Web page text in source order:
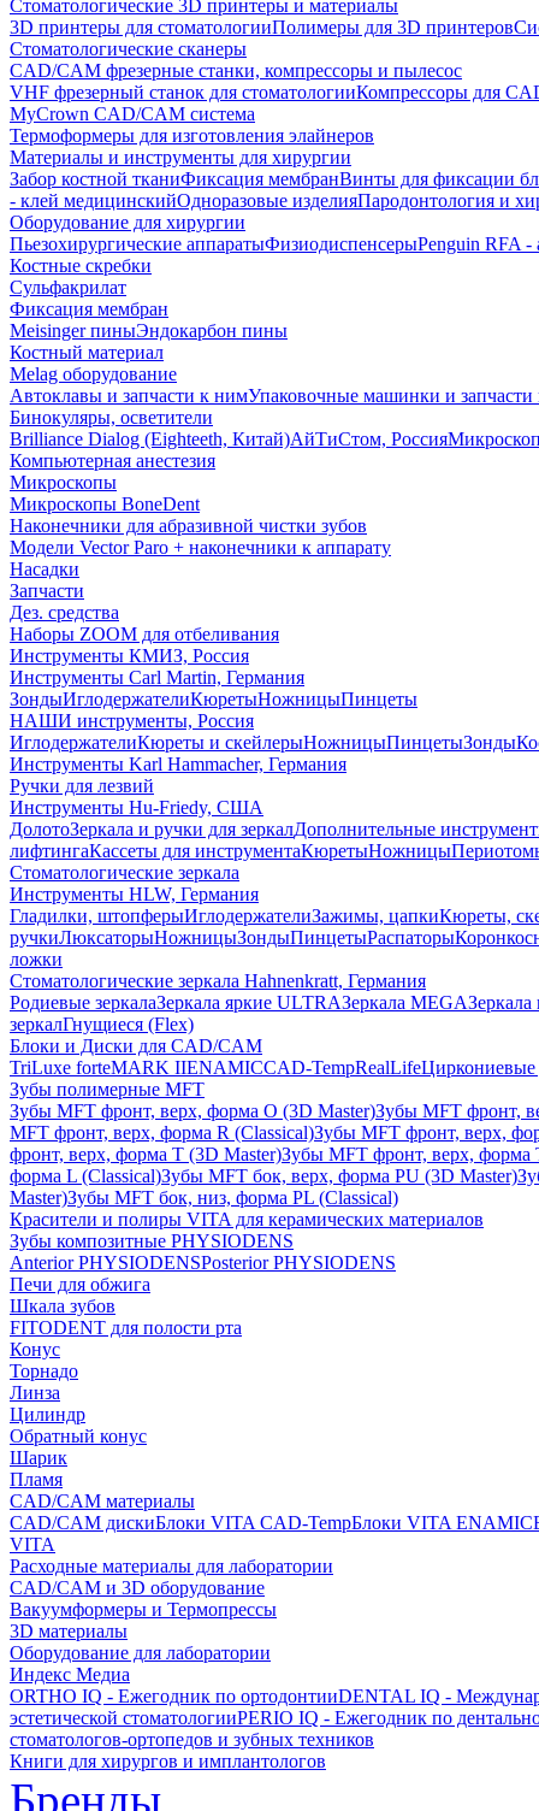
Стоматологические 3D принтеры и материалы
3D принтеры для стоматологииПолимеры для 3D принтеров
Стоматологические сканеры
CAD/CAM фрезерные станки, компрессоры и пылесос
VHF фрезерный станок для стоматологииКомпрессоры для
MyCrown CAD/CAM система
Термоформеры для изготовления элайнеров
Материалы и инструменты для хирургии
Забор костной тканиФиксация мембранВинты для фиксации
- клей медицинскийОдноразовые изделияПародонтология и
Оборудование для хирургии
Пьезохирургические аппаратыФизиодиспенсерыPenguin RFA -
Костные скребки
Сульфакрилат
Фиксация мембран
Meisinger пиныЭндокарбон пины
Костный материал
Melag оборудование
Автоклавы и запчасти к нимУпаковочные машинки и
Бинокуляры, осветители
Brilliance Dialog (Eighteeth, Китай)АйТиСтом, Россия
Компьютерная анестезия
Микроскопы
Микроскопы BoneDent
Наконечники для абразивной чистки зубов
Модели Vector Paro + наконечники к аппарату
Насадки
Запчасти
Дез. средства
Наборы ZOOM для отбеливания
Инструменты КМИЗ, Россия
Инструменты Carl Martin, Германия
ЗондыИглодержателиКюретыНожницыПинцеты
НАШИ инструменты, Россия
ИглодержателиКюреты и скейлерыНожницыПинцетыЗонды
Инструменты Karl Hammacher, Германия
Ручки для лезвий
Инструменты Hu-Friedy, США
ДолотоЗеркала и ручки для зеркалДополнительные
лифтингаКассеты для инструментаКюретыНожницы
Стоматологические зеркала
Инструменты HLW, Германия
Гладилки, штопферыИглодержателиЗажимы, цапкиКюреты,
ручкиЛюксаторыНожницыЗондыПинцетыРаспаторы
ложки
Стоматологические зеркала Hahnenkratt, Германия
Родиевые зеркалаЗеркала яркие ULTRAЗеркала MEGAЗеркала
зеркалГнущиеся (Flex)
Блоки и Диски для CAD/CAM
TriLuxe forteMARK IIENAMICCAD-TempRealLifeЦиркониевые
Зубы полимерные MFT
Зубы MFT фронт, верх, форма O (3D Master)Зубы MFT фронт,
MFT фронт, верх, форма R (Classical)Зубы MFT фронт, верх,
фронт, верх, форма T (3D Master)Зубы MFT фронт, верх, форма
форма L (Classical)Зубы MFT бок, верх, форма PU (3D Master)
Master)Зубы MFT бок, низ, форма PL (Classical)
Красители и полиры VITA для керамических материалов
Зубы композитные PHYSIODENS
Anterior PHYSIODENSPosterior PHYSIODENS
Печи для обжига
Шкала зубов
FITODENT для полости рта
Конус
Торнадо
Линза
Цилиндр
Обратный конус
Шарик
Пламя
CAD/CAM материалы
CAD/CAM дискиБлоки VITA CAD-TempБлоки VITA ENAMIC
VITA
Расходные материалы для лаборатории
CAD/CAM и 3D оборудование
Вакуумформеры и Термопрессы
3D материалы
Оборудование для лаборатории
Индекс Медиа
ORTHO IQ - Ежегодник по ортодонтииDENTAL IQ -
эстетической стоматологииPERIO IQ - Ежегодник по
стоматологов-ортопедов и зубных техников
Книги для хирургов и имплантологов
Бренды